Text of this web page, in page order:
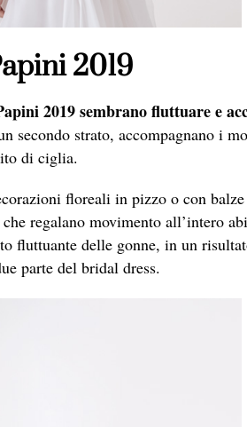
2019
2019 sembrano fluttuare e
secondo strato, accompagnano i
di ciglia.
floreali in pizzo o con
regalano movimento all’intero
fluttuante delle gonne, in un
parte del bridal dress.